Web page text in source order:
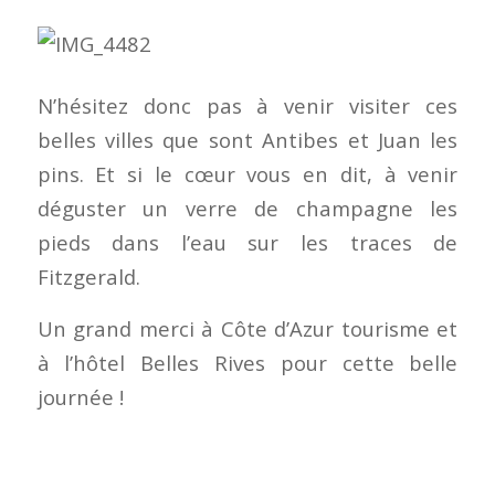
N’hésitez donc pas à venir visiter ces
belles villes que sont Antibes et Juan les
pins. Et si le cœur vous en dit, à venir
déguster un verre de champagne les
pieds dans l’eau sur les traces de
Fitzgerald.
Un grand merci à Côte d’Azur tourisme et
à l’hôtel Belles Rives pour cette belle
journée !